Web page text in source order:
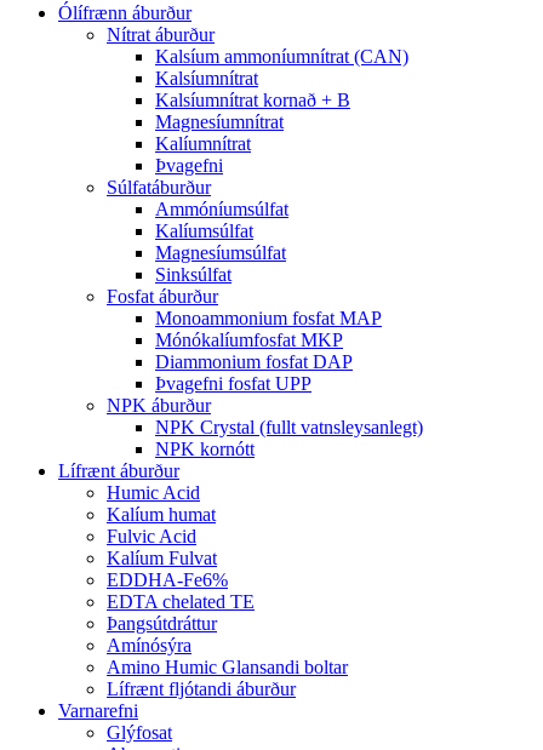
Ólífrænn áburður
Nítrat áburður
Kalsíum ammoníumnítrat (CAN)
Kalsíumnítrat
Kalsíumnítrat kornað + B
Magnesíumnítrat
Kalíumnítrat
Þvagefni
Súlfatáburður
Ammóníumsúlfat
Kalíumsúlfat
Magnesíumsúlfat
Sinksúlfat
Fosfat áburður
Monoammonium fosfat MAP
Mónókalíumfosfat MKP
Diammonium fosfat DAP
Þvagefni fosfat UPP
NPK áburður
NPK Crystal (fullt vatnsleysanlegt)
NPK kornótt
Lífrænt áburður
Humic Acid
Kalíum humat
Fulvic Acid
Kalíum Fulvat
EDDHA-Fe6%
EDTA chelated TE
Þangsútdráttur
Amínósýra
Amino Humic Glansandi boltar
Lífrænt fljótandi áburður
Varnarefni
Glýfosat